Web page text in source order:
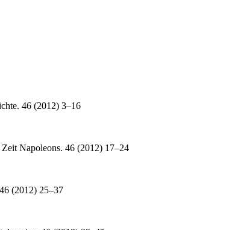
46 (2012) 3–16
Napoleons. 46 (2012) 17–24
(2012) 25–37